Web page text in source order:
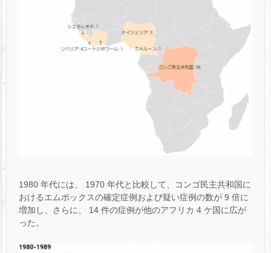
1980 年代には、 1970 年代と比較して、コンゴ民主共和国に
おけるエムポックスの確定症例および疑い症例の数が 9 倍に
増加し、さらに、 14 件の症例が他のアフリカ 4 ケ国に広が
った。